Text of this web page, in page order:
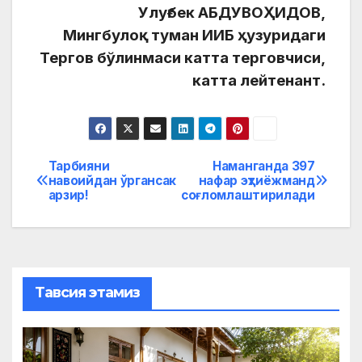
Улуғбек АБДУВОҲИДОВ,
Мингбулоқ туман ИИБ ҳузуридаги
Тергов бўлинмаси катта терговчиси,
катта лейтенант.
Post
menyusi
Наманганда 397
нафар эҳтиёжманд
соғломлаштирилади
Тарбияни
навоийдан ўргансак
арзир!
Тавсия этамиз